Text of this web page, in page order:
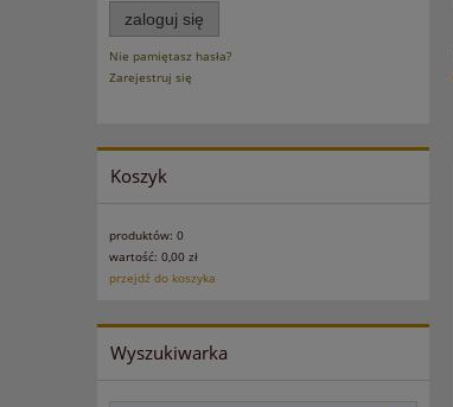
zaloguj się
Nie pamiętasz hasła?
Zarejestruj się
Koszyk
produktów: 0
wartość: 0,00 zł
przejdź do koszyka
Wyszukiwarka